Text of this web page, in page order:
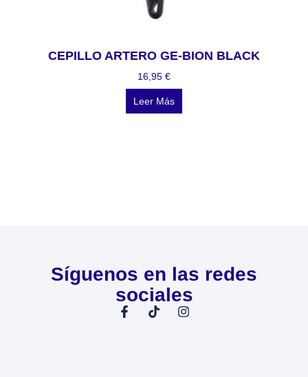
CEPILLO ARTERO GE-BION BLACK
16,95 €
Leer Más
Síguenos en las redes
sociales